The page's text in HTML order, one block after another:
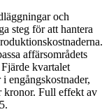
och
steg för att hantera
affärsområdets
kvartalet
engångskostnader,
kronor. Full effekt av